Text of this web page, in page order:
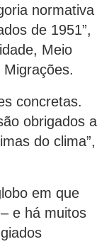
normativa
de 1951”,
Meio
concretas.
obrigados a
do clima”,
em que
e há muitos